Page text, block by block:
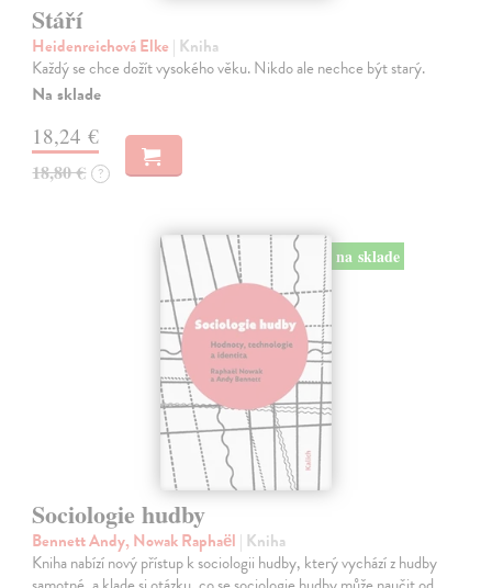
Stáří
Heidenreichová Elke | Kniha
Každý se chce dožít vysokého věku. Nikdo ale nechce být starý.
Na sklade
18,24 €
18,80 € ?
na sklade
Sociologie hudby
Bennett Andy, Nowak Raphaël | Kniha
Kniha nabízí nový přístup k sociologii hudby, který vychází z hudby